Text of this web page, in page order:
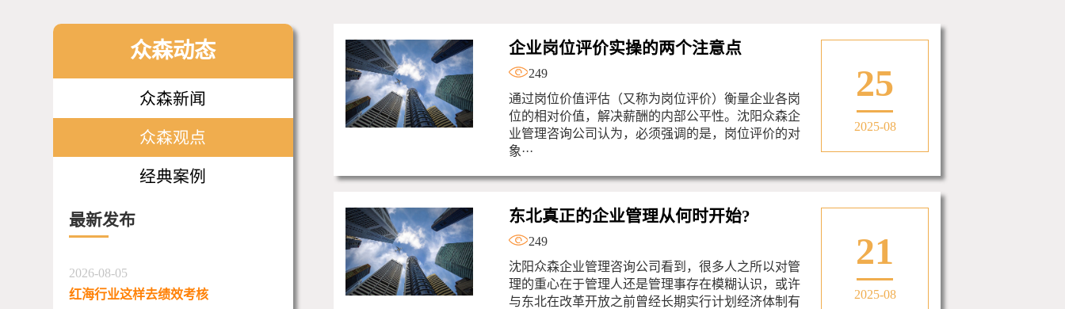
众森动态
众森新闻
众森观点
经典案例
最新发布
2026-08-05
红海行业这样去绩效考核
企业岗位评价实操的两个注意点
249
通过岗位价值评估（又称为岗位评价）衡量企业各岗
位的相对价值，解决薪酬的内部公平性。沈阳众森企
业管理咨询公司认为，必须强调的是，岗位评价的对
象···
25
2025-08
东北真正的企业管理从何时开始?
249
沈阳众森企业管理咨询公司看到，很多人之所以对管
理的重心在于管理人还是管理事存在模糊认识，或许
与东北在改革开放之前曾经长期实行计划经济体制有
21
2025-08